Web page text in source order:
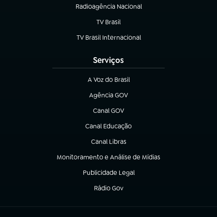
Radioagência Nacional
(abre em nova aba)
TV Brasil
(abre em nova aba)
TV Brasil Internacional
(abre em nova aba)
Serviços
A Voz do Brasil
(abre em nova aba)
Agência GOV
(abre em nova aba)
Canal GOV
(abre em nova aba)
Canal Educação
(abre em nova aba)
Canal Libras
(abre em nova aba)
Monitoramento e Análise de Mídias
(abre em nova aba)
Publicidade Legal
(abre em nova aba)
Rádio Gov
(abre em nova aba)